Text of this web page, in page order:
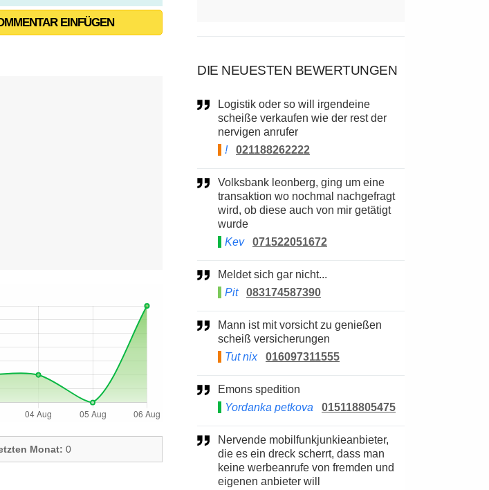
EINFÜGEN
Monat: 0
DIE NEUESTEN BEWERTUNGEN
Logistik oder so will irgendeine
scheiße verkaufen wie der rest der
nervigen anrufer
!
021188262222
Volksbank leonberg, ging um eine
transaktion wo nochmal nachgefragt
wird, ob diese auch von mir getätigt
wurde
Kev
071522051672
Meldet sich gar nicht...
Pit
083174587390
Mann ist mit vorsicht zu genießen
scheiß versicherungen
Tut nix
016097311555
Emons spedition
Yordanka petkova
015118805475
Nervende mobilfunkjunkieanbieter,
die es ein dreck scherrt, dass man
keine werbeanrufe von fremden und
eigenen anbieter will